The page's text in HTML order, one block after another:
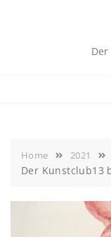
Home 2021
Der Kunstclub13